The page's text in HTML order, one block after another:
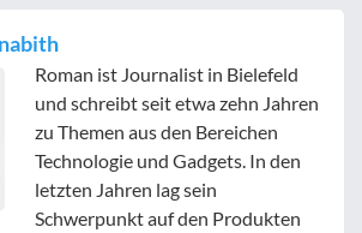
Roman ist Journalist in Bielefeld
und schreibt seit etwa zehn Jahren
zu Themen aus den Bereichen
Technologie und Gadgets. In den
letzten Jahren lag sein
Schwerpunkt auf den Produkten